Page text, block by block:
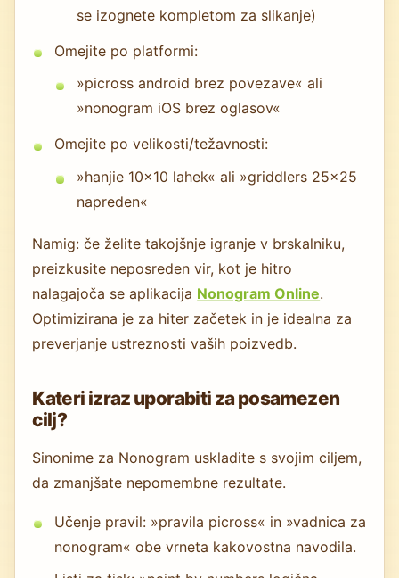
se izognete kompletom za slikanje)
Omejite po platformi:
»picross android brez povezave« ali
»nonogram iOS brez oglasov«
Omejite po velikosti/težavnosti:
»hanjie 10x10 lahek« ali »griddlers 25x25
napreden«
Namig: če želite takojšnje igranje v brskalniku,
preizkusite neposreden vir, kot je hitro
nalagajoča se aplikacija Nonogram Online.
Optimizirana je za hiter začetek in je idealna za
preverjanje ustreznosti vaših poizvedb.
Kateri izraz uporabiti za posamezen
cilj?
Sinonime za Nonogram uskladite s svojim ciljem,
da zmanjšate nepomembne rezultate.
Učenje pravil: »pravila picross« in »vadnica za
nonogram« obe vrneta kakovostna navodila.